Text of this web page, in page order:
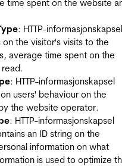
time spent on the website
: HTTP-informasjonskapsel
the visitor's visits to the
average time spent on the
: HTTP-informasjonskapsel
users' behaviour on the
the website operator.
: HTTP-informasjonskapsel
an ID string on the
information on what
is used to optimize